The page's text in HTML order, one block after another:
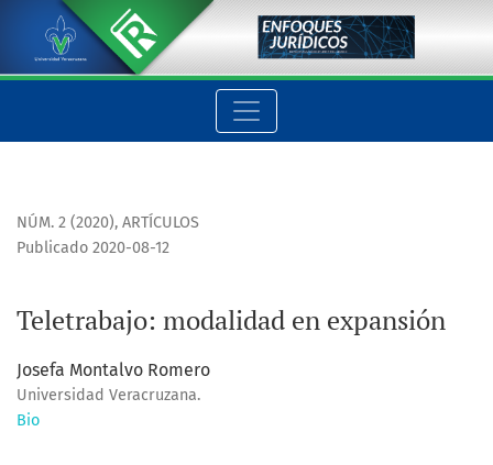
Teletrabajo: modalidad en expansión
NÚM. 2 (2020), ARTÍCULOS
Teletrabajo: modalidad en expansión
Publicado 2020-08-12
Josefa Montalvo Romero
Universidad Veracruzana.
Bio